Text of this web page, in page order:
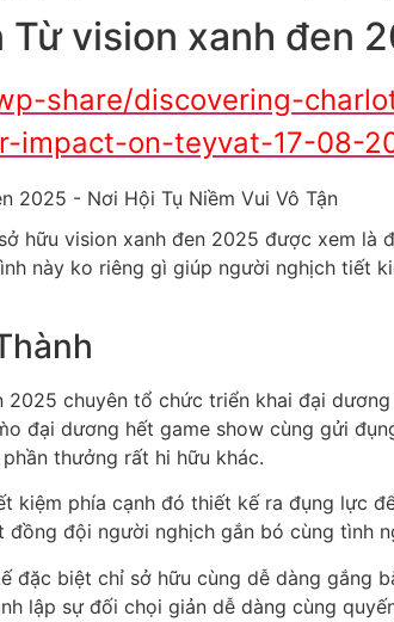
Từ vision xanh đen
share/discovering-
impact-on-teyvat-17-08-
hữu vision xanh đen 2025 được xem là
này ko riêng gì giúp người nghịch tiết
chuyên tổ chức triển khai đại
đại dương hết game show cùng gửi
thưởng rất hi hữu khác.
phía cạnh đó thiết kế ra đụng lực
đội người nghịch gắn bó cùng tình
biệt chỉ sở hữu cùng dễ dàng gắng
lập sự đối chọi giản dễ dàng cùng